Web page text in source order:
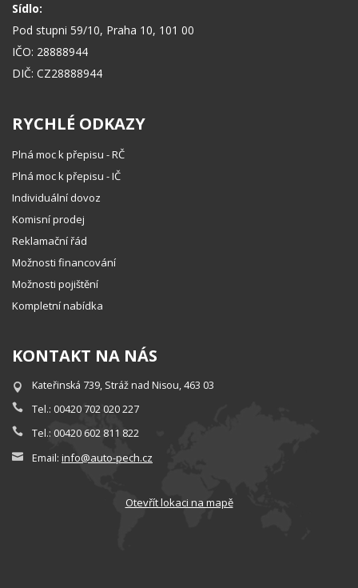
Sídlo:
Pod stupni 59/10, Praha 10, 101 00
IČO: 28888944
DIČ: CZ28888944
RYCHLÉ ODKAZY
Plná moc k přepisu - RČ
Plná moc k přepisu - IČ
Individuální dovoz
Komisní prodej
Reklamační řád
Možnosti financování
Možnosti pojištění
Kompletní nabídka
KONTAKT NA NÁS
Kateřinská 739, Stráž nad Nisou, 463 03
Tel.: 00420 702 020 227
Tel.: 00420 602 811 822
Email: info@auto-pech.cz
Otevřít lokaci na mapě